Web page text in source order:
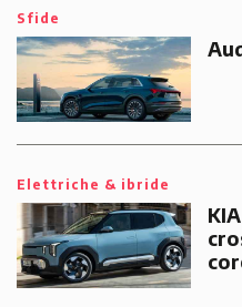
Sfide
Elettriche & ibride